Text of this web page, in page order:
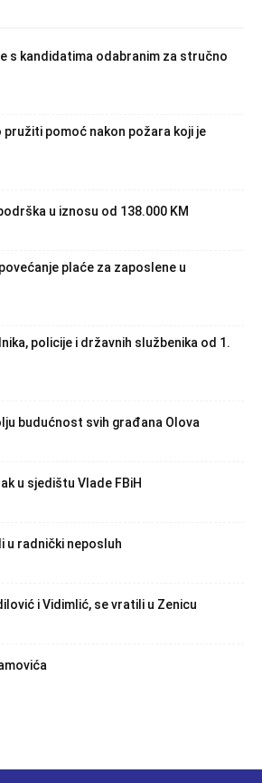
s kandidatima odabranim za stručno
pomoć nakon požara koji je
u iznosu od 138.000 KM
plaće za zaposlene u
policije i državnih službenika od 1.
budućnost svih građana Olova
u sjedištu Vlade FBiH
u radnički neposluh
i Vidimlić, se vratili u Zenicu